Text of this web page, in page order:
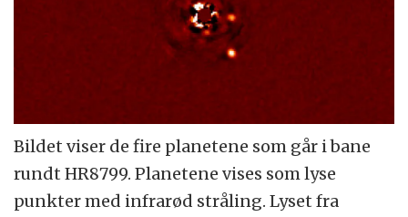
Bildet viser de fire planetene som går i bane
rundt HR8799. Planetene vises som lyse
punkter med infrarød stråling. Lyset fra